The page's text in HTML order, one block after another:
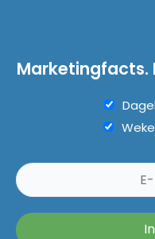
Marketingfacts.